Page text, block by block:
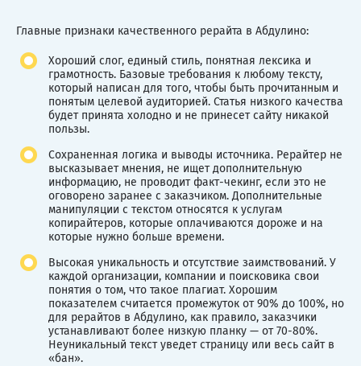
Главные признаки качественного рерайта в Абдулино:
Хороший слог, единый стиль, понятная лексика и
грамотность. Базовые требования к любому тексту,
который написан для того, чтобы быть прочитанным и
понятым целевой аудиторией. Статья низкого качества
будет принята холодно и не принесет сайту никакой
пользы.
Сохраненная логика и выводы источника. Рерайтер не
высказывает мнения, не ищет дополнительную
информацию, не проводит факт-чекинг, если это не
оговорено заранее с заказчиком. Дополнительные
манипуляции с текстом относятся к услугам
копирайтеров, которые оплачиваются дороже и на
которые нужно больше времени.
Высокая уникальность и отсутствие заимствований. У
каждой организации, компании и поисковика свои
понятия о том, что такое плагиат. Хорошим
показателем считается промежуток от 90% до 100%, но
для рерайтов в Абдулино, как правило, заказчики
устанавливают более низкую планку — от 70-80%.
Неуникальный текст уведет страницу или весь сайт в
«бан».